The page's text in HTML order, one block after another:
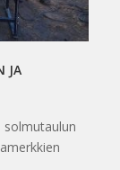
JA
solmutaulun